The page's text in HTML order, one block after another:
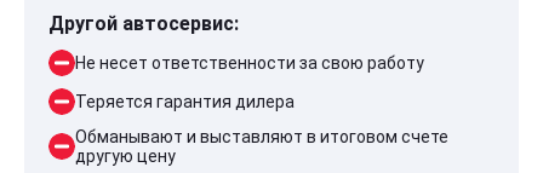
Другой автосервис:
Не несет ответственности за свою работу
Теряется гарантия дилера
Обманывают и выставляют в итоговом счете
другую цену